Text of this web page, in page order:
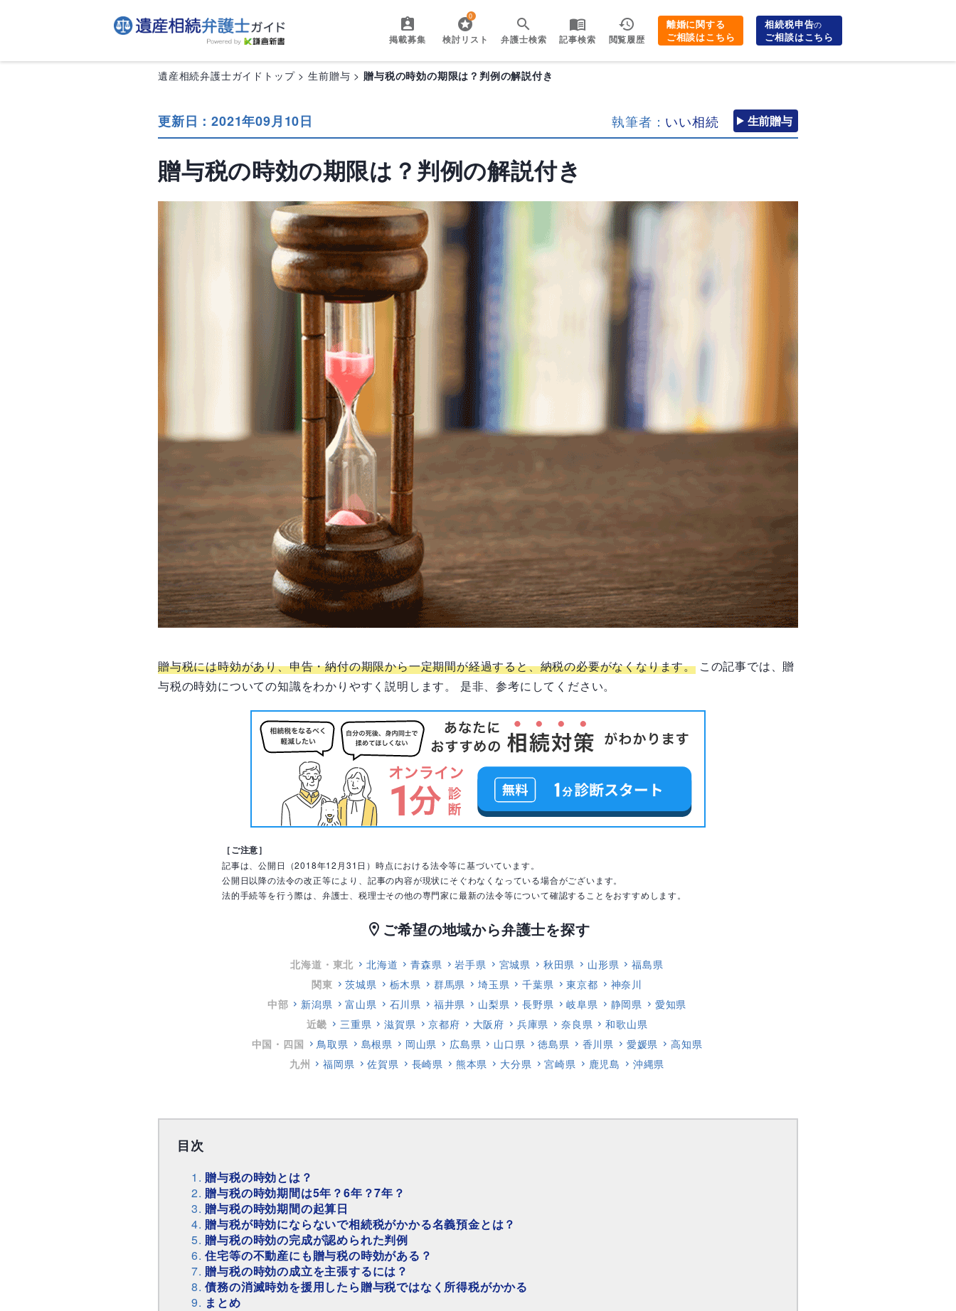
掲載募集
0
検討リスト 弁護士検索 記事検索 閲覧履歴
離婚に関する
ご相談はこちら
相続税申告の
ご相談はこちら
遺産相続弁護士ガイドトップ 生前贈与 贈与税の時効の期限は？判例の解説付き
更新日：2021年09月10日 執筆者： いい相続 生前贈与
贈与税の時効の期限は？判例の解説付き
贈与税には時効があり、申告・納付の期限から一定期間が経過すると、納税の必要がなくなります。 この記事では、贈
与税の時効についての知識をわかりやすく説明します。 是非、参考にしてください。
［ご注意］
記事は、公開日（2018年12月31日）時点における法令等に基づいています。
公開日以降の法令の改正等により、記事の内容が現状にそぐわなくなっている場合がございます。
法的手続等を行う際は、弁護士、税理士その他の専門家に最新の法令等について確認することをおすすめします。
location_on ご希望の地域から弁護士を探す
北海道・東北 北海道 青森県 岩手県 宮城県 秋田県 山形県
福島県
関東
茨城県 栃木県 群馬県 埼玉県 千葉県 東京都
神奈川
中部
新潟県 富山県 石川県 福井県 山梨県 長野県 岐阜県 静岡県
愛知県
近畿
三重県 滋賀県 京都府 大阪府 兵庫県 奈良県
和歌山県
中国・四国
鳥取県 島根県 岡山県 広島県 山口県 徳島県 香川県 愛媛県
高知県
九州
福岡県 佐賀県 長崎県 熊本県 大分県 宮崎県 鹿児島 沖縄県
目次
贈与税の時効とは？
贈与税の時効期間は5年？6年？7年？
贈与税の時効期間の起算日
贈与税が時効にならないで相続税がかかる名義預金とは？
贈与税の時効の完成が認められた判例
住宅等の不動産にも贈与税の時効がある？
贈与税の時効の成立を主張するには？
債務の消滅時効を援用したら贈与税ではなく所得税がかかる
まとめ